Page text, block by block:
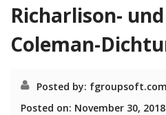
Richarlison-
Coleman-
Posted by: fgroupsoft.com
Posted on: November 30, 2018